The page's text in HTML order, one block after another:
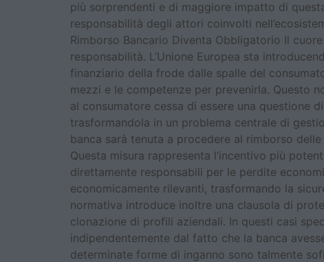
più sorprendenti e di maggiore impatto di
responsabilità degli attori coinvolti
Rimborso Bancario Diventa Obbligatorio Il
responsabilità. L’Unione Europea sta
finanziario della frode dalle spalle del
mezzi e le competenze per prevenirla. Questo
al consumatore cessa di essere una questione
trasformandola in un problema centrale di
banca sarà tenuta a procedere al rimborso
Questa misura rappresenta l’incentivo più
direttamente responsabili per le perdite
economicamente rilevanti, trasformando la
normativa introduce inoltre una clausola di
clonazione di profili aziendali. In questi casi
indipendentemente dal fatto che la banca
determinate forme di inganno sono talmente